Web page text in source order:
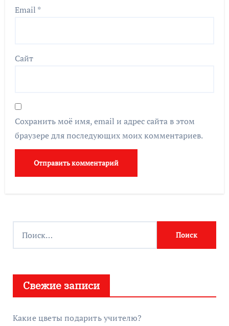
Email *
Сайт
Сохранить моё имя, email и адрес сайта в этом
браузере для последующих моих комментариев.
Свежие записи
Какие цветы подарить учителю?